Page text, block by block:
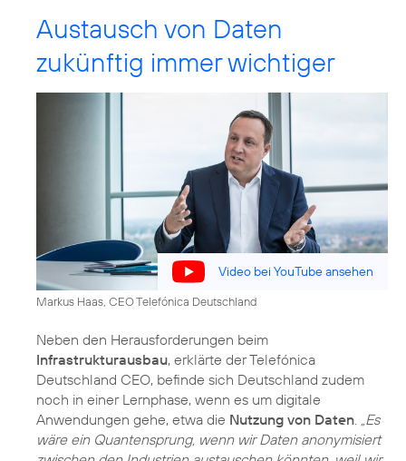
Austausch von Daten
zukünftig immer wichtiger
Video bei YouTube ansehen
Markus Haas, CEO Telefónica Deutschland
Neben den Herausforderungen beim
Infrastrukturausbau, erklärte der Telefónica
Deutschland CEO, befinde sich Deutschland zudem
noch in einer Lernphase, wenn es um digitale
Anwendungen gehe, etwa die Nutzung von Daten. „Es
wäre ein Quantensprung, wenn wir Daten anonymisiert